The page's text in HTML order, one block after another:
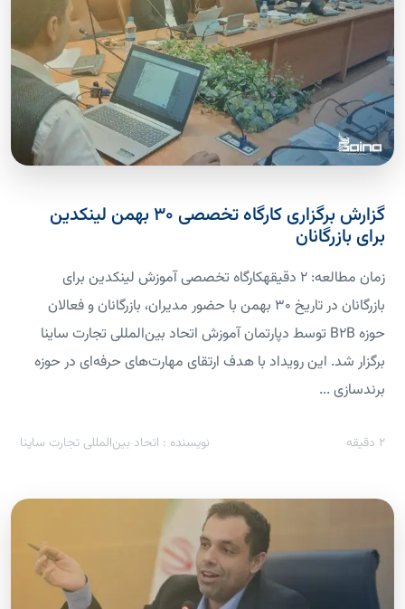
گزارش برگزاری کارگاه تخصصی ۳۰ بهمن لینکدین
برای بازرگانان
زمان مطالعه: 2 دقیقهکارگاه تخصصی آموزش لینکدین برای
بازرگانان در تاریخ ۳۰ بهمن با حضور مدیران، بازرگانان و فعالان
حوزه B2B توسط دپارتمان آموزش اتحاد بین‌المللی تجارت ساینا
برگزار شد. این رویداد با هدف ارتقای مهارت‌های حرفه‌ای در حوزه
برندسازی ...
2 دقیقه نویسنده : اتحاد بین‌المللی تجارت ساینا